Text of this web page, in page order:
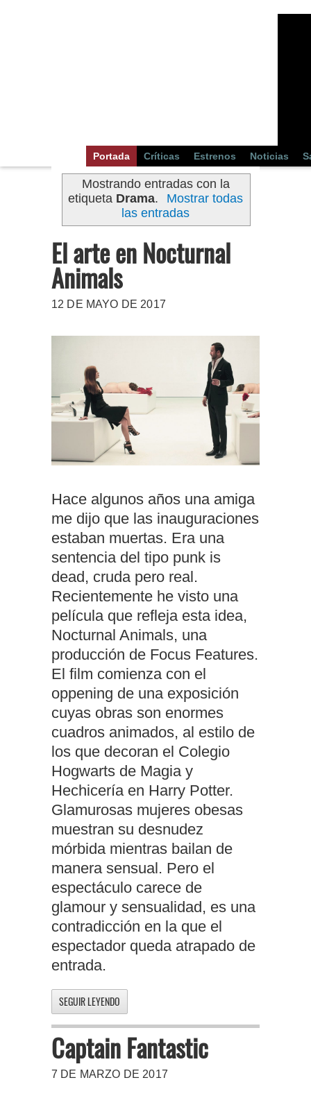
Portada Críticas Estrenos Noticias
Mostrando entradas con la
etiqueta Drama.
Mostrar todas
las entradas
El arte en Nocturnal
Animals
12 DE MAYO DE 2017
Hace algunos años una amiga
me dijo que las inauguraciones
estaban muertas. Era una
sentencia del tipo punk is
dead, cruda pero real.
Recientemente he visto una
película que refleja esta idea,
Nocturnal Animals, una
producción de Focus Features.
El film comienza con el
oppening de una exposición
cuyas obras son enormes
cuadros animados, al estilo de
los que decoran el Colegio
Hogwarts de Magia y
Hechicería en Harry Potter.
Glamurosas mujeres obesas
muestran su desnudez
mórbida mientras bailan de
manera sensual. Pero el
espectáculo carece de
glamour y sensualidad, es una
contradicción en la que el
espectador queda atrapado de
entrada.
SEGUIR LEYENDO
Captain Fantastic
7 DE MARZO DE 2017